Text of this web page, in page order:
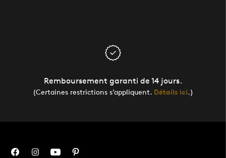
Remboursement garanti de 14 jours.
(Certaines restrictions s’appliquent. Détails ici.)